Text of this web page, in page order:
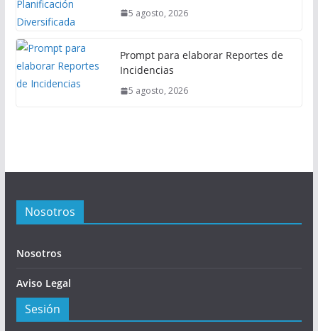
5 agosto, 2026
Prompt para elaborar Reportes de
Incidencias
5 agosto, 2026
Nosotros
Nosotros
Aviso Legal
Sesión